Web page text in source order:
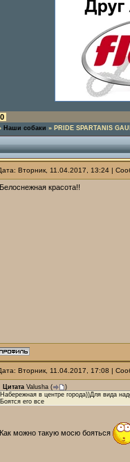
Наши собаки » PRIDE SPARTANIS
Вторник, 11.04.2017, 13:24 |
Белоснежная красота!!
Вторник, 11.04.2017, 17:08 |
Цитата Valusha (
)
Набережная в центре города))Для вида
Боятся его все
Как можно такую мосю бояться